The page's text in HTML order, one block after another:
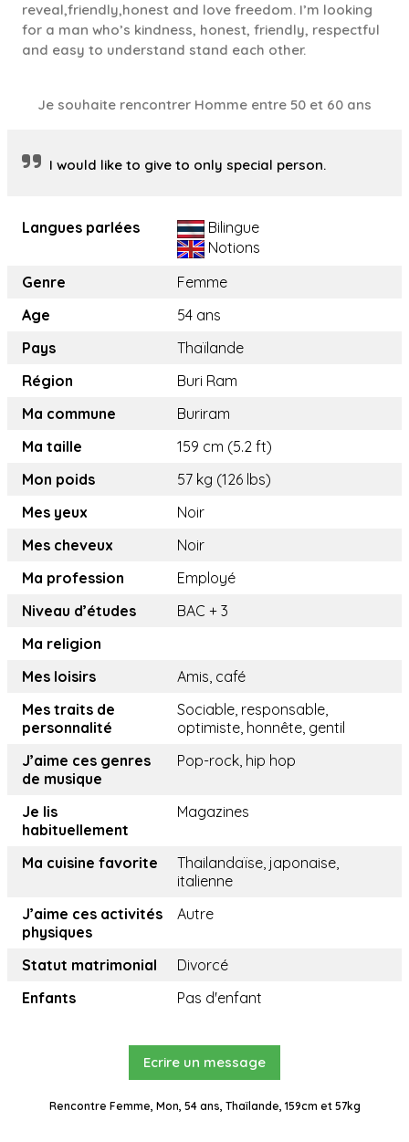
reveal,friendly,honest and love freedom. I’m looking
for a man who’s kindness, honest, friendly, respectful
and easy to understand stand each other.
Je souhaite rencontrer Homme entre 50 et 60 ans
I would like to give to only special person.
Langues parlées
Bilingue
Notions
Genre
Femme
Age
54 ans
Pays
Thaïlande
Région
Buri Ram
Ma commune
Buriram
Ma taille
159 cm (5.2 ft)
Mon poids
57 kg (126 lbs)
Mes yeux
Noir
Mes cheveux
Noir
Ma profession
Employé
Niveau d’études
BAC + 3
Ma religion
Mes loisirs
Amis, café
Mes traits de
personnalité
Sociable, responsable,
optimiste, honnête, gentil
J’aime ces genres
de musique
Pop-rock, hip hop
Je lis
habituellement
Magazines
Ma cuisine favorite
Thailandaïse, japonaise,
italienne
J’aime ces activités
physiques
Autre
Statut matrimonial
Divorcé
Enfants
Pas d'enfant
Ecrire un message
Rencontre Femme, Mon, 54 ans, Thaïlande, 159cm et 57kg